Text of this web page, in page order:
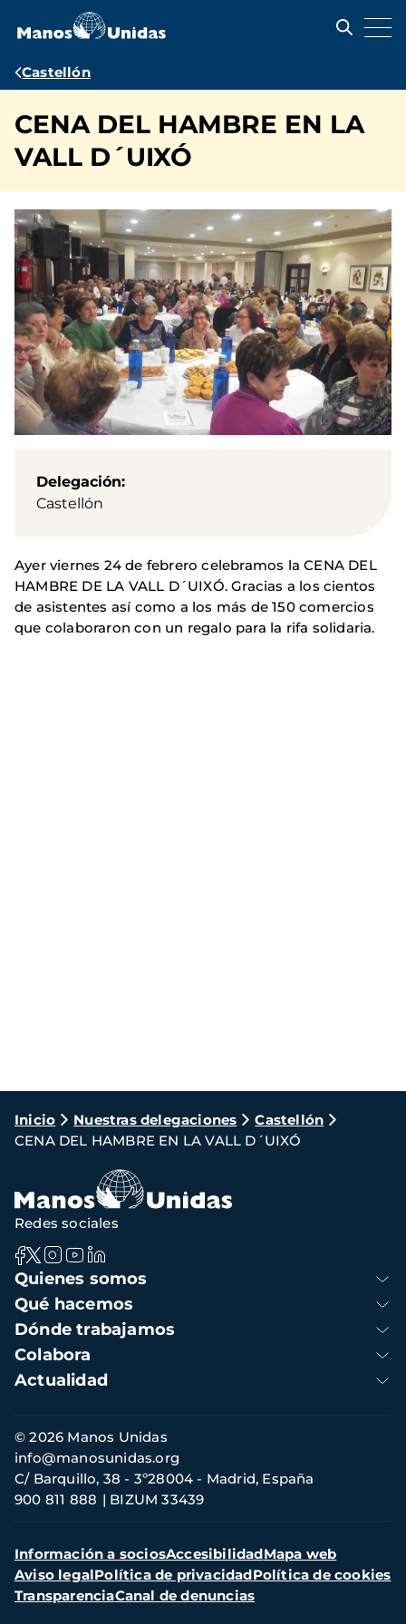
contenido
Ruta
navegación
Castellón
CENA DEL HAMBRE EN LA
VALL D´UIXÓ
Delegación
Castellón
Ayer viernes 24 de febrero celebramos la CENA DEL
HAMBRE DE LA VALL D´UIXÓ. Gracias a los cientos
de asistentes así como a los más de 150 comercios
que colaboraron con un regalo para la rifa solidaria.
Ruta
de
navegación
Inicio Nuestras delegaciones
Castellón
CENA DEL HAMBRE EN LA VALL D´UIXÓ
Navegación
principal
Quienes somos
Qué hacemos
Dónde trabajamos
Colabora
Actualidad
Redes sociales
Información
de
contacto
© 2026 Manos Unidas
C/ Barquillo, 38 - 3º28004 - Madrid, España
900 811 888
BIZUM 33439
info@manosunidas.org
Menú
secundario
Información a sociosAccesibilidadMapa web
Aviso legalPolítica de privacidadPolítica de cookies
TransparenciaCanal de denuncias